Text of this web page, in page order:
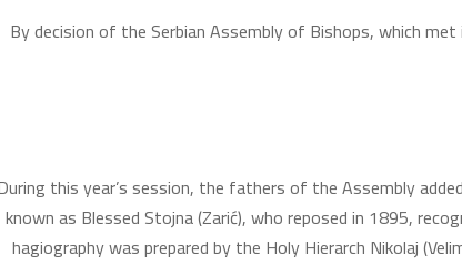
By decision of the Serbian Assembly of Bishops, which
this year’s session, the fathers of the Assembly
known as Blessed Stojna (Zarić), who reposed in 1895,
hagiography was prepared by the Holy Hierarch Nikolaj